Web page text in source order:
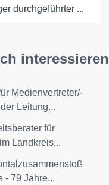
durchgeführter ...
interessieren
Medienvertreter/-
Leitung...
für
Landkreis...
- 79 Jahre...